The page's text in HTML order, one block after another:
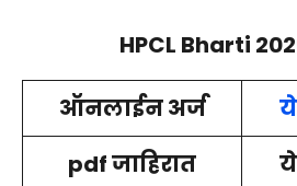
HPCL Bharti
ऑनलाईन अर्ज
pdf जाहिरात